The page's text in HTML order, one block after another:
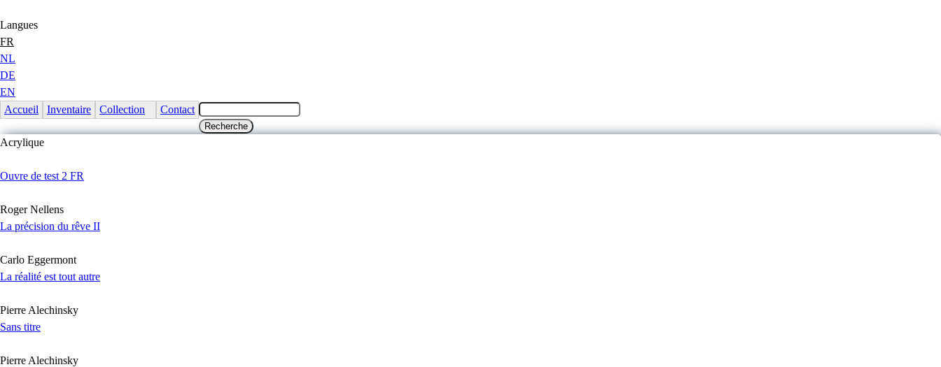
Langues
FR
NL
DE
EN
Accueil
Inventaire Collection Contact
Acrylique
Ouvre de test 2 FR
Roger Nellens
La précision du rêve II
Carlo Eggermont
La réalité est tout autre
Pierre Alechinsky
Sans titre
Pierre Alechinsky